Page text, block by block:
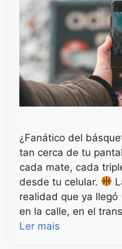
¿Fanático del
tan cerca de tu
cada mate, cada
desde tu celular.
realidad que ya llegó
en la calle, en el
Ler mais